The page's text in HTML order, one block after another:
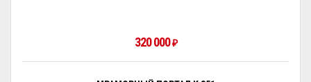
320 000₽